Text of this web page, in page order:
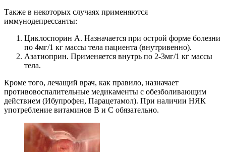
Также в некоторых случаях применяются
иммунодепрессанты:
Циклоспорин А. Назначается при острой форме болезни
по 4мг/1 кг массы тела пациента (внутривенно).
Азатиоприн. Применяется внутрь по 2-3мг/1 кг массы
тела.
Кроме того, лечащий врач, как правило, назначает
противовоспалительные медикаменты с обезболивающим
действием (Ибупрофен, Парацетамол). При наличии НЯК
употребление витаминов В и С обязательно.